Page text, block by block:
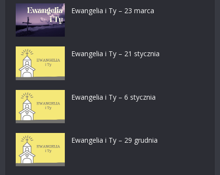
Ewangelia i Ty – 23 marca
Ewangelia i Ty – 21 stycznia
Ewangelia i Ty – 6 stycznia
Ewangelia i Ty – 29 grudnia